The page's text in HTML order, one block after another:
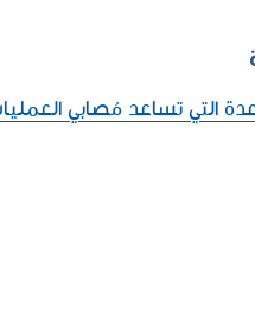
التي تساعد مُصابي